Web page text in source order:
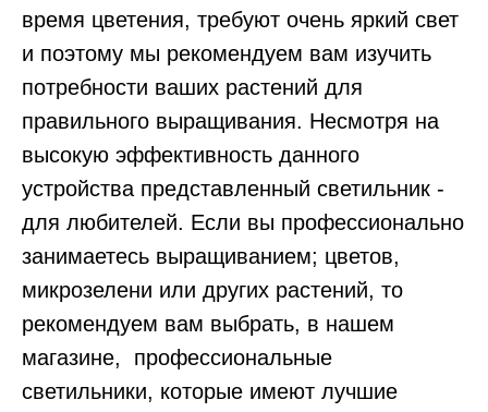
время цветения, требуют очень яркий свет
и поэтому мы рекомендуем вам изучить
потребности ваших растений для
правильного выращивания. Несмотря на
высокую эффективность данного
устройства представленный светильник -
для любителей. Если вы профессионально
занимаетесь выращиванием; цветов,
микрозелени или других растений, то
рекомендуем вам выбрать, в нашем
магазине, профессиональные
светильники, которые имеют лучшие